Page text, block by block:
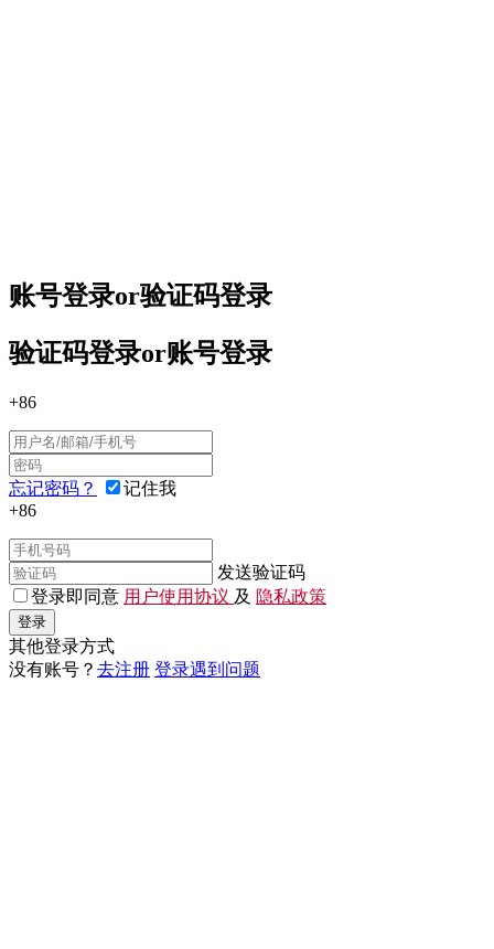
账号登录or验证码登录
验证码登录or账号登录
+86
忘记密码？
记住我
+86
发送验证码
登录即同意 用户使用协议 及 隐私政策
登录
其他登录方式
没有账号？ 去注册 登录遇到问题